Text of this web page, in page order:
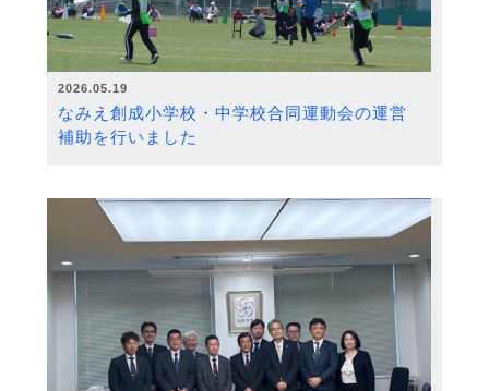
2026.05.19
なみえ創成小学校・中学校合同運動会の運営
補助を行いました